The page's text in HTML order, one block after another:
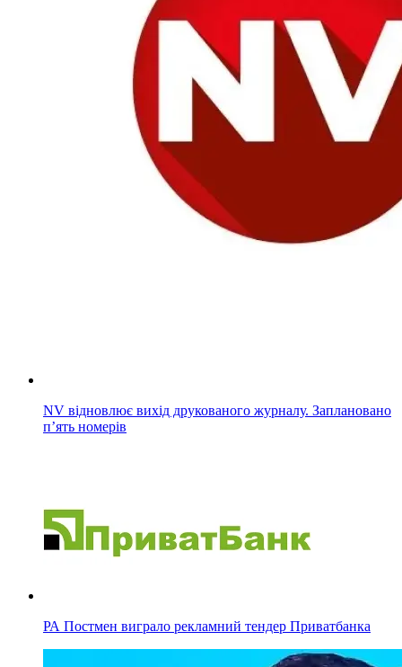
NV відновлює вихід друкованого журналу. Заплановано
п’ять номерів
РА Постмен виграло рекламний тендер Приватбанка